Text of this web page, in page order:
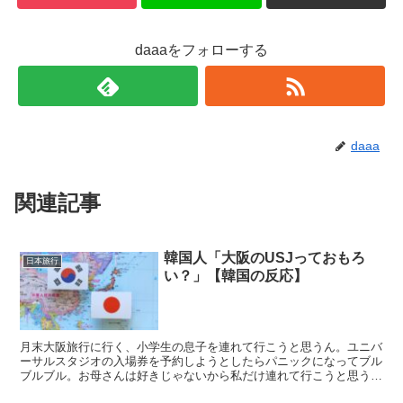
daaaをフォローする
daaa
関連記事
日本旅行
韓国人「大阪のUSJっておもろ
い？」【韓国の反応】
月末大阪旅行に行く、小学生の息子を連れて行こうと思うん。ユニバ
ーサルスタジオの入場券を予約しようとしたらパニックになってブル
ブルブル。お母さんは好きじゃないから私だけ連れて行こうと思うけ